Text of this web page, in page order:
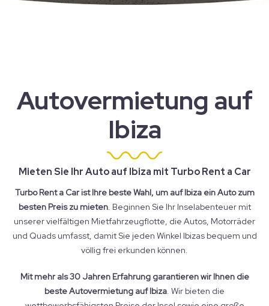
Autovermietung auf
Ibiza
Mieten Sie Ihr Auto auf Ibiza mit Turbo Rent a Car
Turbo Rent a Car ist Ihre beste Wahl, um auf Ibiza ein Auto zum
besten Preis zu mieten. Beginnen Sie Ihr Inselabenteuer mit
unserer vielfältigen Mietfahrzeugflotte, die Autos, Motorräder
und Quads umfasst, damit Sie jeden Winkel Ibizas bequem und
völlig frei erkunden können.
Mit mehr als 30 Jahren Erfahrung garantieren wir Ihnen die
beste Autovermietung auf Ibiza. Wir bieten die